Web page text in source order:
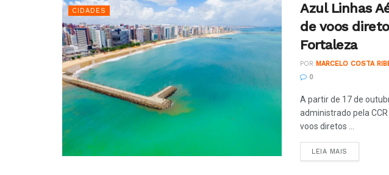
CIDADES
Azul Linhas
de voos
Fortaleza
POR MARCELO COSTA
0
A partir de 17 de
administrado pela
voos diretos ...
LEIA MAIS